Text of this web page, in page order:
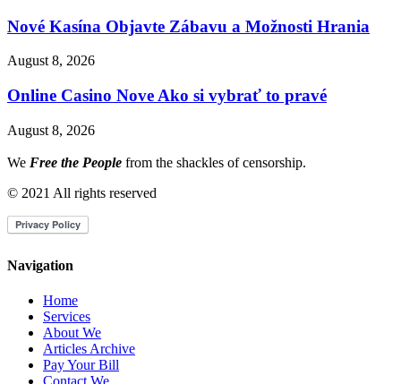
Nové Kasína Objavte Zábavu a Možnosti Hrania
August 8, 2026
Online Casino Nove Ako si vybrať to pravé
August 8, 2026
We Free the People from the shackles of censorship.
© 2021 All rights reserved
Navigation
Home
Services
About We
Articles Archive
Pay Your Bill